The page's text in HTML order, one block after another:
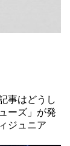
事はどうし
ーズ」が発
ジュニア